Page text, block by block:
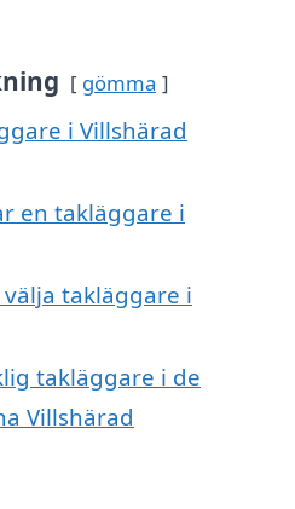
gömma
i Villshärad
en takläggare i
takläggare i
takläggare i de
Villshärad